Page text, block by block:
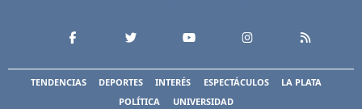
TENDENCIAS DEPORTES INTERÉS ESPECTÁCULOS
LA PLATA
POLÍTICA
UNIVERSIDAD